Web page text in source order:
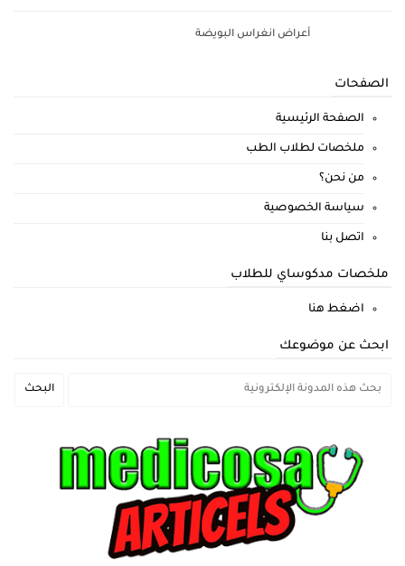
أعراض انغراس البويضة
الصفحات
الصفحة الرئيسية
ملخصات لطلاب الطب
من نحن؟
سياسة الخصوصية
اتصل بنا
ملخصات مدكوساي للطلاب
اضغط هنا
ابحث عن موضوعك